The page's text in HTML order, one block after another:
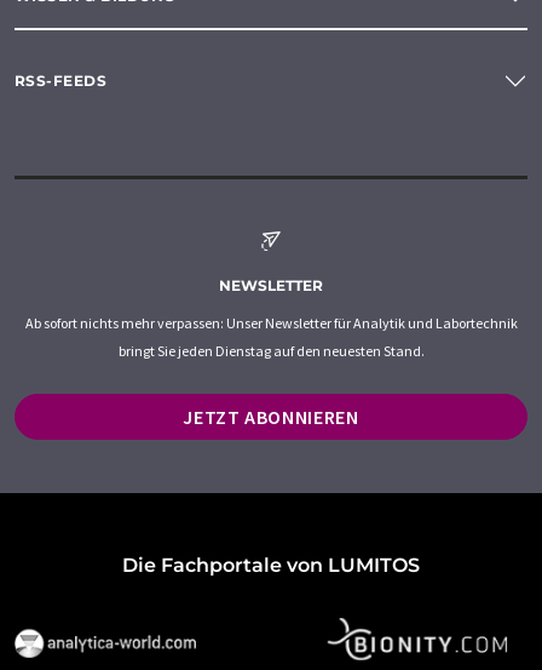
RSS-FEEDS
NEWSLETTER
Ab sofort nichts mehr verpassen: Unser Newsletter für Analytik und Labortechnik
bringt Sie jeden Dienstag auf den neuesten Stand.
JETZT ABONNIEREN
Die Fachportale von LUMITOS